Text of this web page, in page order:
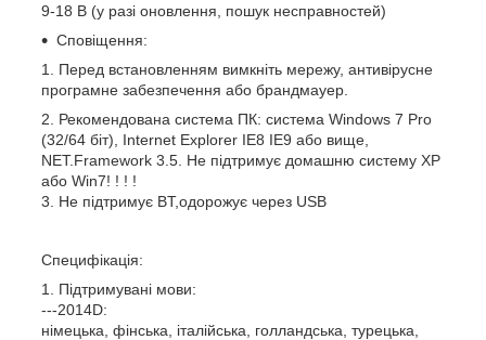
9-18 В (у разі оновлення, пошук несправностей)
Сповіщення:
1. Перед встановленням вимкніть мережу, антивірусне
програмне забезпечення або брандмауер.
2. Рекомендована система ПК: система Windows 7 Pro
(32/64 біт), Internet Explorer IE8 IE9 або вище,
NET.Framework 3.5. Не підтримує домашню систему XP
або Win7! ! ! !
3. Не підтримує BT,одорожує через USB
Специфікація:
1. Підтримувані мови:
---2014D:
німецька, фінська, італійська, голландська, турецька,